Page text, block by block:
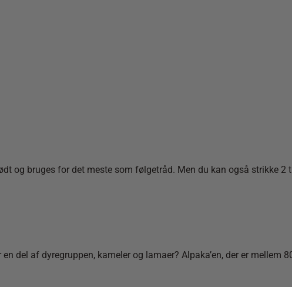
og bruges for det meste som følgetråd. Men du kan også strikke 2
del af dyregruppen, kameler og lamaer? Alpaka’en, der er mellem